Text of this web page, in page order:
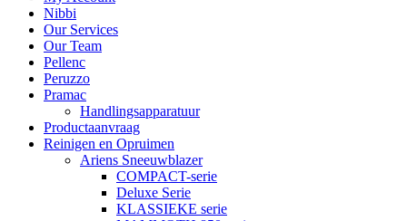
Nibbi
Our Services
Our Team
Pellenc
Peruzzo
Pramac
Handlingsapparatuur
Productaanvraag
Reinigen en Opruimen
Ariens Sneeuwblazer
COMPACT-serie
Deluxe Serie
KLASSIEKE serie